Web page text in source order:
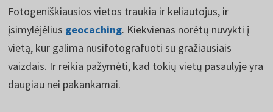
Fotogeniškiausios vietos traukia ir keliautojus, ir
įsimylėjėlius geocaching. Kiekvienas norėtų nuvykti į
vietą, kur galima nusifotografuoti su gražiausiais
vaizdais. Ir reikia pažymėti, kad tokių vietų pasaulyje yra
daugiau nei pakankamai.